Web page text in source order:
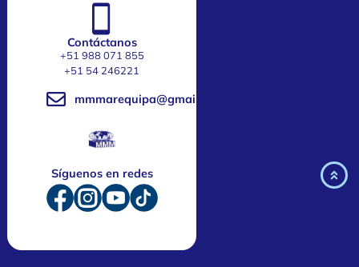
Contáctanos
+51 988 071 855
‎+51 54 246221
mmmarequipa@gmail.com
Síguenos en redes